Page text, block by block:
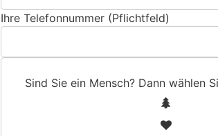
Ihre Telefonnummer (Pflichtfeld)
Sind Sie ein Mensch? Dann wählen